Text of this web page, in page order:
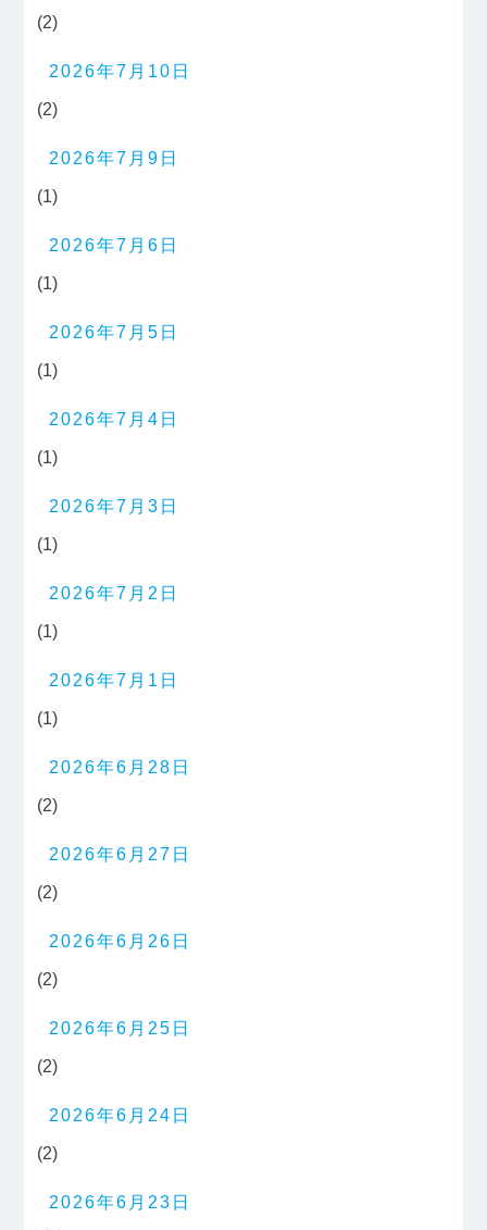
(2)
2026年7月10日
(2)
2026年7月9日
(1)
2026年7月6日
(1)
2026年7月5日
(1)
2026年7月4日
(1)
2026年7月3日
(1)
2026年7月2日
(1)
2026年7月1日
(1)
2026年6月28日
(2)
2026年6月27日
(2)
2026年6月26日
(2)
2026年6月25日
(2)
2026年6月24日
(2)
2026年6月23日